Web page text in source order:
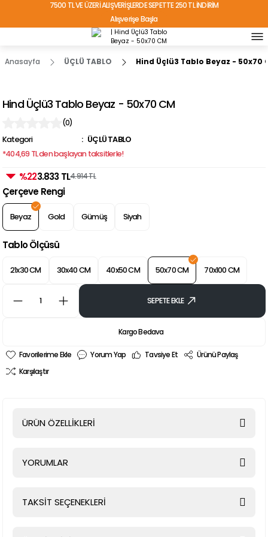
7500 TL VE ÜZERİ ALIŞVERİŞLERDE SEPETTE 250 TL İNDİRİM
Alışverişe Başla
TÜRKİYE'NİN HER YERİNE ÜCRETSİZ KARGO!
Anasayfa ÜÇLÜ TABLO Hind Üçlü3 Tablo Beyaz - 50x70
Hind Üçlü3 Tablo Beyaz - 50x70 CM
(0)
Kategori
ÜÇLÜ TABLO
*404,69 TL den başlayan taksitlerle!
%223.833 TL4.914 TL
Çerçeve Rengi
Beyaz Gold Gümüş Siyah
Tablo Ölçüsü
21x30 CM 30x40 CM 40x50 CM 50x70 CM 70x100 CM
SEPETE EKLE
Kargo Bedava
Yorum Yap Tavsiye Et
Ürünü Paylaş
Karşılaştır
ÜRÜN ÖZELLİKLERİ
YORUMLAR
TAKSİT SEÇENEKLERİ